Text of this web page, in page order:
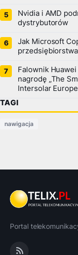
Nvidia i AMD
dystrybutorów
Jak Microsoft
Falownik
nagrodę „The
Intersolar
TAGI
nawigacja
Portal